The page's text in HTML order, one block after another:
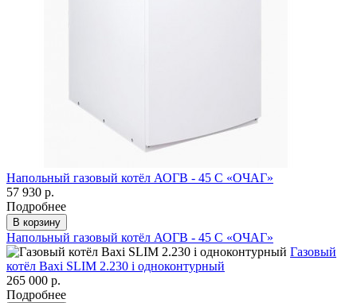
Напольный газовый котёл АОГВ - 45 С «ОЧАГ»
57 930 р.
Подробнее
В корзину
Напольный газовый котёл АОГВ - 45 С «ОЧАГ»
Газовый
котёл Baxi SLIM 2.230 i одноконтурный
265 000 р.
Подробнее